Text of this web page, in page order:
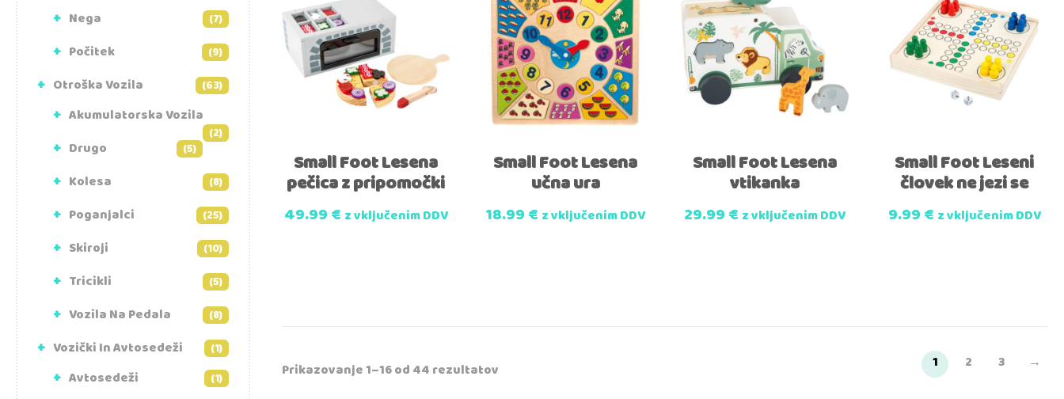
Nega (7)
Počitek (9)
Otroška Vozila (63)
Akumulatorska Vozila
(2)
Drugo (5)
Kolesa (8)
Poganjalci (25)
Skiroji (10)
Tricikli (5)
Vozila Na Pedala (8)
Vozički In Avtosedeži (1)
Avtosedeži (1)
Small Foot Lesena
pečica z pripomočki
49.99€ z vključenim DDV
Small Foot Lesena
učna ura
18.99€ z vključenim DDV
Small Foot Lesena
vtikanka
29.99€ z vključenim DDV
Small Foot Leseni
človek ne jezi se
9.99€ z vključenim DDV
Prikazovanje 1–16 od 44 rezultatov 1 2 3 →